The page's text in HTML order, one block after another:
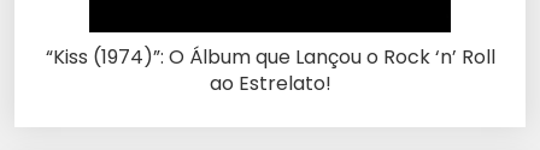
“Kiss (1974)”: O Álbum que Lançou o Rock ‘n’ Roll
ao Estrelato!